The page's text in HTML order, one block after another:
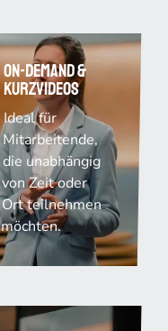
On-Demand &
Kurzvideos
Ideal für
Mitarbeitende,
die unabhängig
von Zeit oder
Ort teilnehmen
möchten.